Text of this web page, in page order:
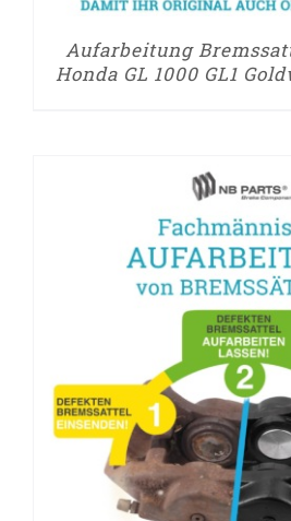
Aufarbeitung
Honda GL 1000 GL1